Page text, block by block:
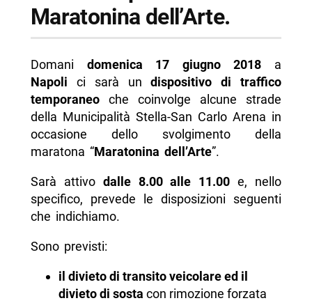
Maratonina dell’Arte.
Domani domenica 17 giugno 2018 a
Napoli ci sarà undispositivo di traffico
temporaneoche coinvolge alcune strade
della Municipalità Stella-San Carlo Arena in
occasione dello svolgimento della
maratona “Maratonina dell’Arte”.
Sarà attivo dalle 8.00 alle 11.00 e, nello
specifico, prevede le disposizioni seguenti
che indichiamo.
Sono previsti:
il divieto di transito veicolare ed il
divieto di sosta con rimozione forzata